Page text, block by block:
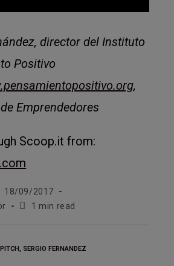
director del Instituto
Positivo
,
Emprendedores
Scoop.it from:
18/09/2017
Temps1 min read
, SERGIO FERNANDEZ